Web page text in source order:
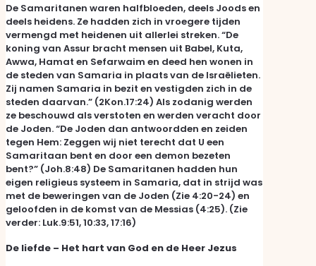
De Samaritanen waren halfbloeden, deels Joods en
deels heidens. Ze hadden zich in vroegere tijden
vermengd met heidenen uit allerlei streken. “De
koning van Assur bracht mensen uit Babel, Kuta,
Awwa, Hamat en Sefarwaim en deed hen wonen in
de steden van Samaria in plaats van de Israëlieten.
Zij namen Samaria in bezit en vestigden zich in de
steden daarvan.” (2Kon.17:24) Als zodanig werden
ze beschouwd als verstoten en werden veracht door
de Joden. “De Joden dan antwoordden en zeiden
tegen Hem: Zeggen wij niet terecht dat U een
Samaritaan bent en door een demon bezeten
bent?” (Joh.8:48) De Samaritanen hadden hun
eigen religieus systeem in Samaria, dat in strijd was
met de beweringen van de Joden (Zie 4:20-24) en
geloofden in de komst van de Messias (4:25). (Zie
verder: Luk.9:51, 10:33, 17:16)
De liefde – Het hart van God en de Heer Jezus